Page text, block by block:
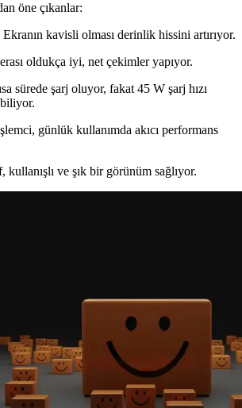
öne çıkanlar:
Ekranın kavisli olması derinlik hissini artırıyor.
oldukça iyi, net çekimler yapıyor.
sürede şarj oluyor, fakat 45 W şarj hızı
günlük kullanımda akıcı performans
kullanışlı ve şık bir görünüm sağlıyor.